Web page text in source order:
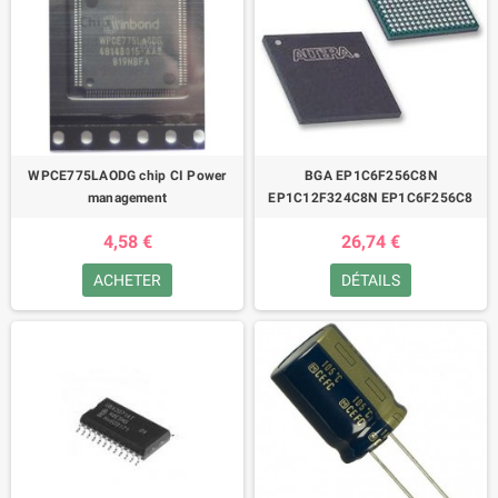
WPCE775LAODG chip CI Power
management
4,58 €
ACHETER
BGA EP1C6F256C8N
EP1C12F324C8N EP1C6F256C8
26,74 €
DÉTAILS